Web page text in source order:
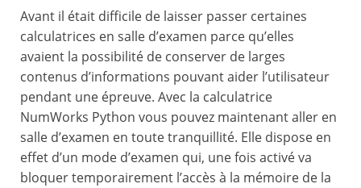
Avant il était difficile de laisser passer certaines
calculatrices en salle d’examen parce qu’elles
avaient la possibilité de conserver de larges
contenus d’informations pouvant aider l’utilisateur
pendant une épreuve. Avec la calculatrice
NumWorks Python vous pouvez maintenant aller en
salle d’examen en toute tranquillité. Elle dispose en
effet d’un mode d’examen qui, une fois activé va
bloquer temporairement l’accès à la mémoire de la